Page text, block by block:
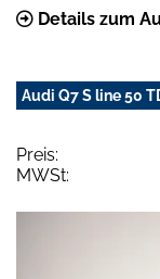
Details zum
Audi Q7 S line 50
Preis:
MWSt: